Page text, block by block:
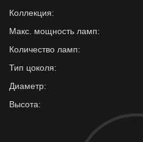
Коллекция:
Макс. мощность ламп:
Количество ламп:
Тип цоколя:
Диаметр:
Высота: